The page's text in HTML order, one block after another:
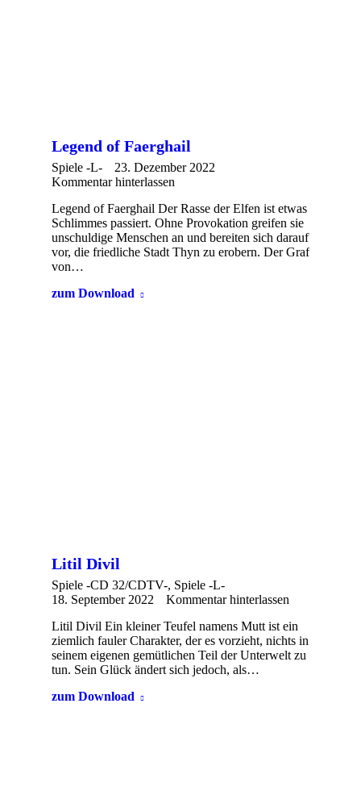
Legend of Faerghail
Spiele -L-
23. Dezember 2022
Kommentar hinterlassen
Legend of Faerghail Der Rasse der Elfen ist etwas
Schlimmes passiert. Ohne Provokation greifen sie
unschuldige Menschen an und bereiten sich darauf
vor, die friedliche Stadt Thyn zu erobern. Der Graf
von…
zum Download
Litil Divil
Spiele -CD 32/CDTV-, Spiele -L-
18. September 2022
Kommentar hinterlassen
Litil Divil Ein kleiner Teufel namens Mutt ist ein
ziemlich fauler Charakter, der es vorzieht, nichts in
seinem eigenen gemütlichen Teil der Unterwelt zu
tun. Sein Glück ändert sich jedoch, als…
zum Download